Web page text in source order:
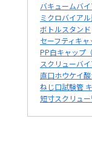
バキュームバ
ミクロバイア
ボトルスタンド
セーフティキャ
PP白キャップ
スクリューバ
直口ホウケイ
ねじ口試験管
短寸スクリュ